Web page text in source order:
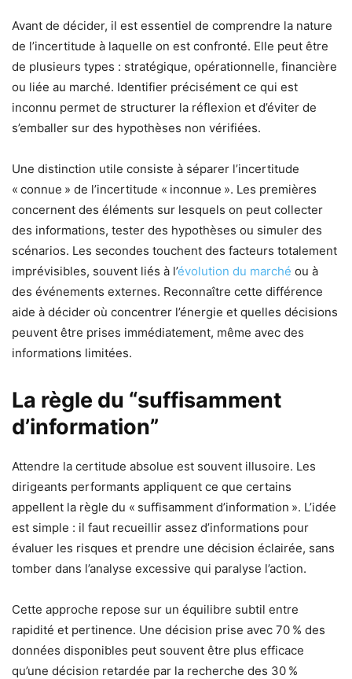
Avant de décider, il est essentiel de comprendre la nature
de l’incertitude à laquelle on est confronté. Elle peut être
de plusieurs types : stratégique, opérationnelle, financière
ou liée au marché. Identifier précisément ce qui est
inconnu permet de structurer la réflexion et d’éviter de
s’emballer sur des hypothèses non vérifiées.
Une distinction utile consiste à séparer l’incertitude
« connue » de l’incertitude « inconnue ». Les premières
concernent des éléments sur lesquels on peut collecter
des informations, tester des hypothèses ou simuler des
scénarios. Les secondes touchent des facteurs totalement
imprévisibles, souvent liés à l’évolution du marché ou à
des événements externes. Reconnaître cette différence
aide à décider où concentrer l’énergie et quelles décisions
peuvent être prises immédiatement, même avec des
informations limitées.
La règle du “suffisamment
d’information”
Attendre la certitude absolue est souvent illusoire. Les
dirigeants performants appliquent ce que certains
appellent la règle du « suffisamment d’information ». L’idée
est simple : il faut recueillir assez d’informations pour
évaluer les risques et prendre une décision éclairée, sans
tomber dans l’analyse excessive qui paralyse l’action.
Cette approche repose sur un équilibre subtil entre
rapidité et pertinence. Une décision prise avec 70 % des
données disponibles peut souvent être plus efficace
qu’une décision retardée par la recherche des 30 %